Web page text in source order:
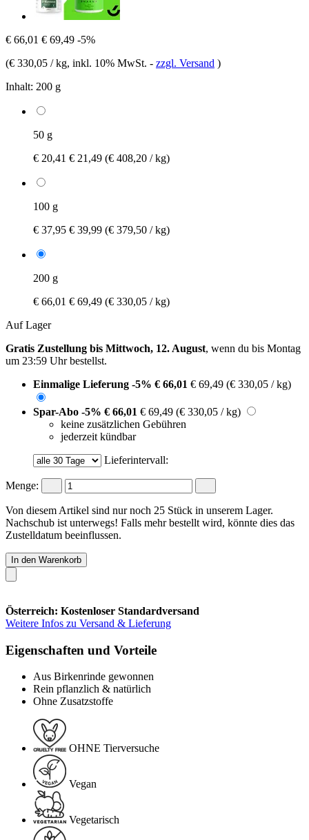
€ 66,01 € 69,49 -5%
(€ 330,05 / kg, inkl. 10% MwSt. - zzgl. Versand )
Inhalt: 200 g
50 g
€ 20,41 € 21,49 (€ 408,20 / kg)
100 g
€ 37,95 € 39,99 (€ 379,50 / kg)
200 g
€ 66,01 € 69,49 (€ 330,05 / kg)
Auf Lager
Gratis Zustellung bis Mittwoch, 12. August, wenn du bis Montag
um 23:59 Uhrbestellst.
Einmalige Lieferung -5% € 66,01 € 69,49 (€ 330,05 / kg)
Spar-Abo -5% € 66,01 € 69,49 (€ 330,05 / kg)
keine zusätzlichen Gebühren
jederzeit kündbar
Lieferintervall:
Menge:
Von diesem Artikel sind nur noch 25 Stück in unserem Lager.
Nachschub ist unterwegs! Falls mehr bestellt wird, könnte dies das
Zustelldatum beeinflussen.
In den Warenkorb
Österreich: Kostenloser Standardversand
Weitere Infos zu Versand & Lieferung
Eigenschaften und Vorteile
Aus Birkenrinde gewonnen
Rein pflanzlich & natürlich
Ohne Zusatzstoffe
OHNE Tierversuche
Vegan
Vegetarisch